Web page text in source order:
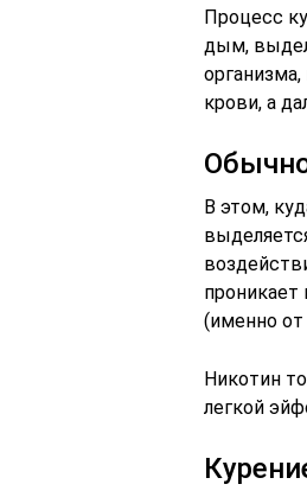
Процесс
дым,
крови, а
В этом,
(именно от
Никотин
легкой